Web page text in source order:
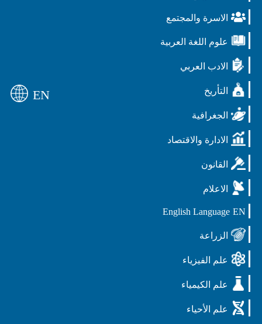
الاسرة والمجتمع
علوم اللغة العربية
الادب العربي
التأريخ
الجغرافية
الادارة والاقتصاد
القانون
الاعلام
EN
English Language
الزراعة
علم الفيزياء
علم الكيمياء
علم الأحياء
EN